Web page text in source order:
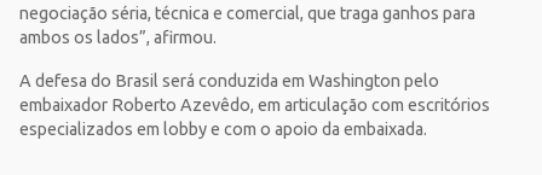
negociação séria, técnica e comercial, que traga ganhos para
ambos os lados”, afirmou.
A defesa do Brasil será conduzida em Washington pelo
embaixador Roberto Azevêdo, em articulação com escritórios
especializados em lobby e com o apoio da embaixada.